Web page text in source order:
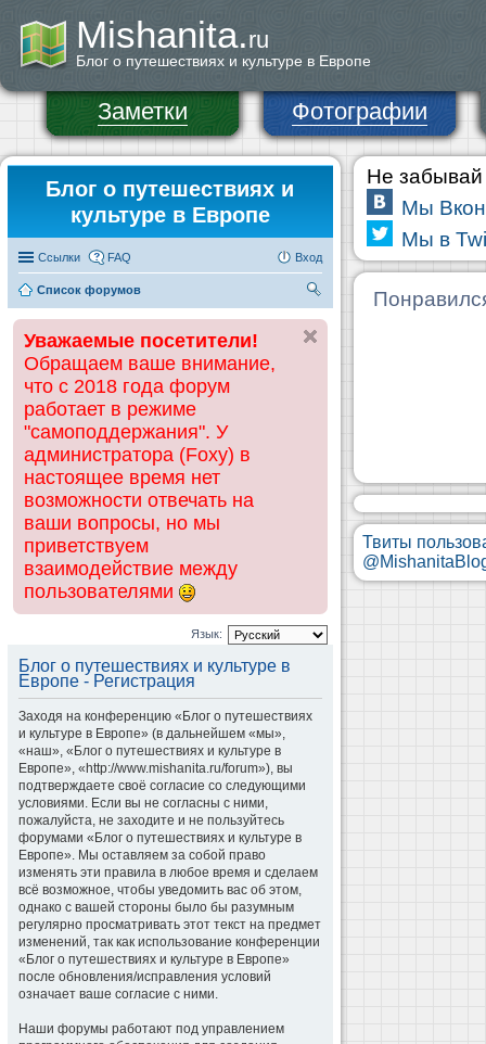
Mishanita.ru
Блог о путешествиях и культуре в Европе
Заметки Фотографии
Блог о путешествиях и
культуре в Европе
Ссылки FAQ Вход
Список форумов
ск
Уважаемые посетители!
Обращаем ваше внимание,
что с 2018 года форум
работает в режиме
"самоподдержания". У
администратора (Foxy) в
настоящее время нет
возможности отвечать на
ваши вопросы, но мы
приветствуем
взаимодействие между
пользователями
Язык:
Блог о путешествиях и культуре в
Европе - Регистрация
Заходя на конференцию «Блог о путешествиях
и культуре в Европе» (в дальнейшем «мы»,
«наш», «Блог о путешествиях и культуре в
Европе», «http://www.mishanita.ru/forum»), вы
подтверждаете своё согласие со следующими
условиями. Если вы не согласны с ними,
пожалуйста, не заходите и не пользуйтесь
форумами «Блог о путешествиях и культуре в
Европе». Мы оставляем за собой право
изменять эти правила в любое время и сделаем
всё возможное, чтобы уведомить вас об этом,
однако с вашей стороны было бы разумным
регулярно просматривать этот текст на предмет
изменений, так как использование конференции
«Блог о путешествиях и культуре в Европе»
после обновления/исправления условий
означает ваше согласие с ними.
Наши форумы работают под управлением
Не забывай
Мы
Мы в
Твиты